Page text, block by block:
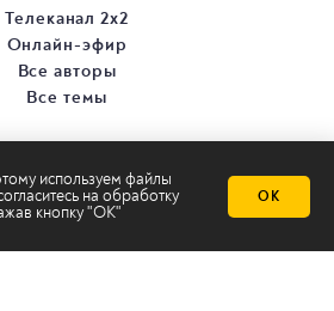
используем файлы
на обработку
кнопку "ОК"
ОК
Телеканал 2х2
Онлайн-эфир
Все авторы
Все темы